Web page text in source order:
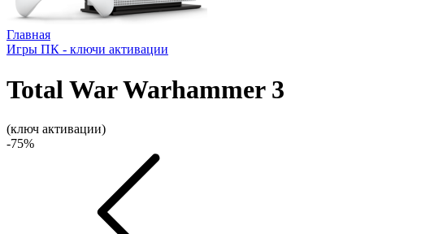
Главная
Игры ПК - ключи активации
Total War Warhammer 3
(ключ активации)
-75%